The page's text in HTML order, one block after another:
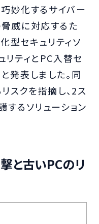
妙化するサイバー
威に対応するた
型セキュリティソ
リティとPC入替セ
発表しました。同
スクを指摘し、2ス
るソリューション
と古いPCのリ